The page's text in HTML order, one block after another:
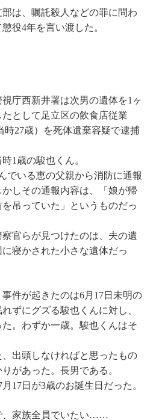
は、嘱託殺人などの罪に問わ
役4年を言い渡した。
庁西新井署は次男の遺体を1ヶ
として足立区の飲食店従業
時27歳）を死体遺棄容疑で逮捕
1歳の駿也くん。
でいる恵の父親から消防に通報
しその通報内容は、「娘が帰
吊っていた」というものだっ
官らが見つけたのは、夫の遺
寝かされた小さな遺体だっ
件が起きたのは6月17日未明の
ずにグズる駿也くんに対し、
。わずか一歳。駿也くんはそ
出頭しなければと思ったもの
があった。長男である。
17日が3歳のお誕生日だった。
、家族全員でいたい……